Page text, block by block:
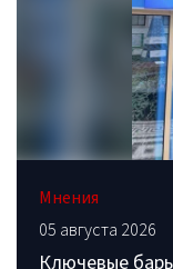
Мнения
05 августа 2026
Ключевые